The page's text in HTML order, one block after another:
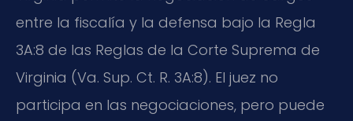
entre la fiscalía y la defensa bajo la Regla
3A:8 de las Reglas de la Corte Suprema de
Virginia (Va. Sup. Ct. R. 3A:8). El juez no
participa en las negociaciones, pero puede